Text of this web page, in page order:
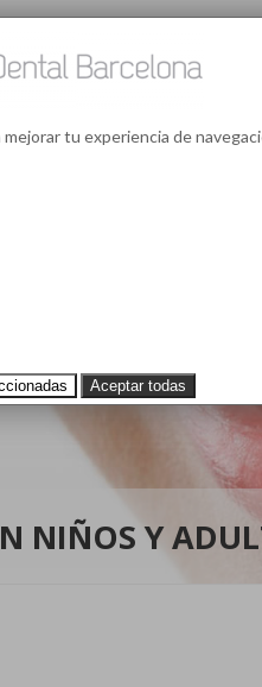
NIÑOS Y
tu experiencia de
Aceptar todas